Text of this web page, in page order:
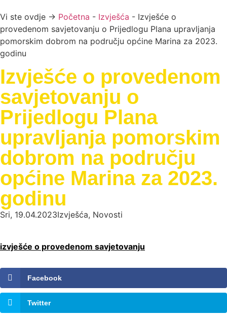
Vi ste ovdje → Početna - Izvješća - Izvješće o
provedenom savjetovanju o Prijedlogu Plana upravljanja
pomorskim dobrom na području općine Marina za 2023.
godinu
Izvješće o provedenom
savjetovanju o
Prijedlogu Plana
upravljanja pomorskim
dobrom na području
općine Marina za 2023.
godinu
Sri, 19.04.2023Izvješća, Novosti
izvješće o provedenom savjetovanju
Facebook
Twitter